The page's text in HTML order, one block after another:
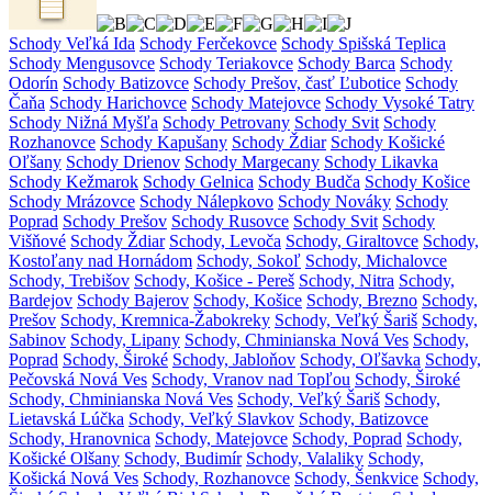
Schody Veľká Ida Schody Ferčekovce Schody Spišská Teplica
Schody Mengusovce Schody Teriakovce Schody Barca Schody
Odorín Schody Batizovce Schody Prešov, časť Ľubotice Schody
Čaňa Schody Harichovce Schody Matejovce Schody Vysoké Tatry
Schody Nižná Myšľa Schody Petrovany Schody Svit Schody
Rozhanovce Schody Kapušany Schody Ždiar Schody Košické
Oľšany Schody Drienov Schody Margecany Schody Likavka
Schody Kežmarok Schody Gelnica Schody Budča Schody Košice
Schody Mrázovce Schody Nálepkovo Schody Nováky Schody
Poprad Schody Prešov Schody Rusovce Schody Svit Schody
Višňové Schody Ždiar Schody, Levoča Schody, Giraltovce Schody,
Kostoľany nad Hornádom Schody, Sokoľ Schody, Michalovce
Schody, Trebišov Schody, Košice - Pereš Schody, Nitra Schody,
Bardejov Schody Bajerov Schody, Košice Schody, Brezno Schody,
Prešov Schody, Kremnica-Žabokreky Schody, Veľký Šariš Schody,
Sabinov Schody, Lipany Schody, Chminianska Nová Ves Schody,
Poprad Schody, Široké Schody, Jabloňov Schody, Oľšavka Schody,
Pečovská Nová Ves Schody, Vranov nad Topľou Schody, Široké
Schody, Chminianska Nová Ves Schody, Veľký Šariš Schody,
Lietavská Lúčka Schody, Veľký Slavkov Schody, Batizovce
Schody, Hranovnica Schody, Matejovce Schody, Poprad Schody,
Košické Olšany Schody, Budimír Schody, Valaliky Schody,
Košická Nová Ves Schody, Rozhanovce Schody, Šenkvice Schody,